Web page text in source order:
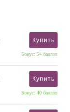
Купить
Бонус: 54 баллов
Купить
Бонус: 40 баллов